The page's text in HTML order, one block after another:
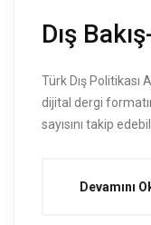
Dış
Türk Dış Politikası
dijital dergi
sayısını takip
Devamını